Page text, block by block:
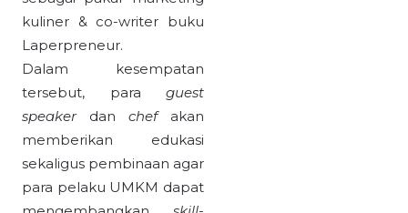
kuliner & co-writer buku
Laperpreneur.
Dalam kesempatan
tersebut, para guest
speakerdan chefakan
memberikan edukasi
sekaligus pembinaan agar
para pelaku UMKM dapat